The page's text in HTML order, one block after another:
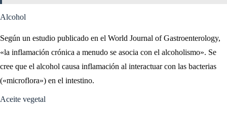
Alcohol
Según un estudio publicado en el World Journal of Gastroenterology,
«la inflamación crónica a menudo se asocia con el alcoholismo». Se
cree que el alcohol causa inflamación al interactuar con las bacterias
(«microflora») en el intestino.
Aceite vegetal